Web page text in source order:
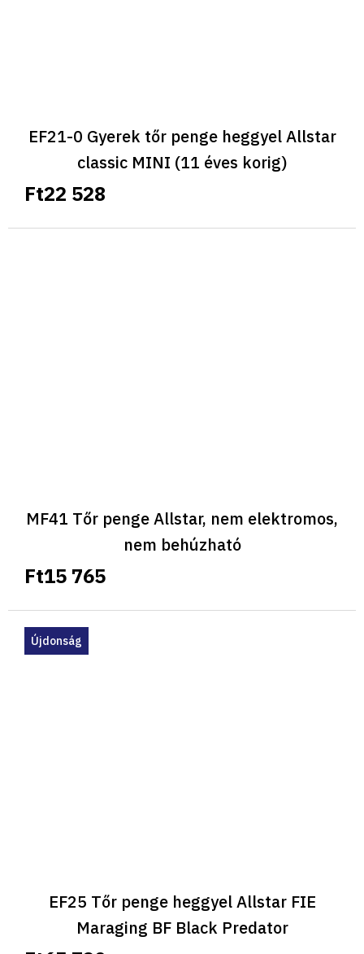
EF21-0 Gyerek tőr penge heggyel Allstar
classic MINI (11 éves korig)
Ft22 528
MF41 Tőr penge Allstar, nem elektromos,
nem behúzható
Ft15 765
Újdonság
EF25 Tőr penge heggyel Allstar FIE
Maraging BF Black Predator